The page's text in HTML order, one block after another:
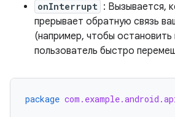
onInterrupt : Вызывается,
прерывает обратную связь
(например, чтобы остановить
пользователь быстро
package